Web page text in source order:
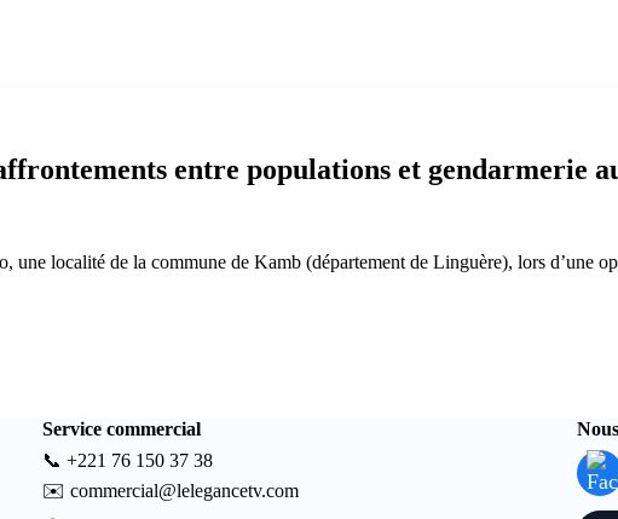
entre populations et gendarmerie
localité de la commune de Kamb (département de Linguère), lors d’une
Service commercial
📞 +221 76 150 37 38
✉️ commercial@lelegancetv.com